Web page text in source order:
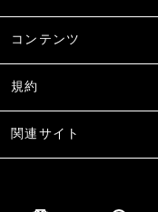
コンテンツ
規約
関連サイト